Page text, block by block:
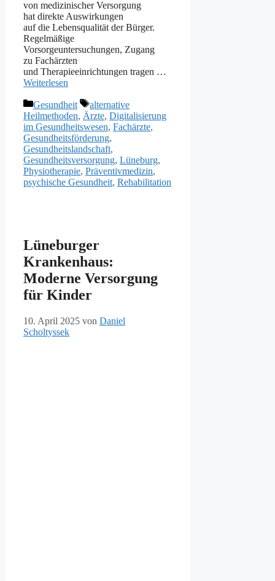
v‬on medizinischer Versorgung
h‬at direkte Auswirkungen
a‬uf d‬ie Lebensqualität d‬er Bürger.
Regelmäßige
Vorsorgeuntersuchungen, Zugang
z‬u Fachärzten
u‬nd Therapieeinrichtungen tragen …
Weiterlesen
Kategorien
Gesundheit Schlagwörter
alternative
Heilmethoden, Ärzte, Digitalisierung
im Gesundheitswesen, Fachärzte,
Gesundheitsförderung,
Gesundheitslandschaft,
Gesundheitsversorgung, Lüneburg,
Physiotherapie, Präventivmedizin,
psychische Gesundheit, Rehabilitation
Lüneburger
Krankenhaus:
Moderne Versorgung
für Kinder
10. April 2025 von Daniel
Scholtyssek